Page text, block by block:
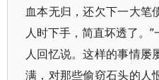
血本无归，还欠下一大笔
人时下手，简直坏透了。
人回忆说。这样的事情屡
满，对那些偷窃石头的人